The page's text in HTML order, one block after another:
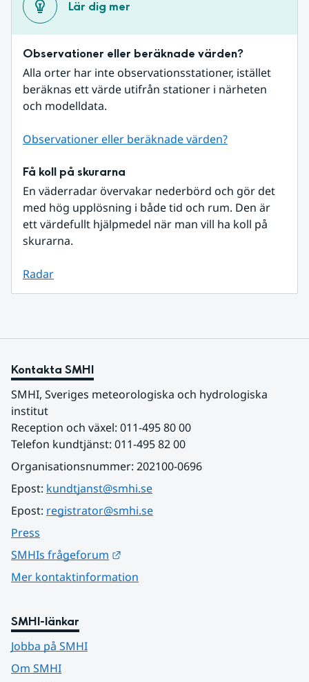
Lär dig mer
Observationer eller beräknade värden?
Alla orter har inte observationsstationer, istället
beräknas ett värde utifrån stationer i närheten
och modelldata.
Observationer eller beräknade värden?
Få koll på skurarna
En väderradar övervakar nederbörd och gör det
med hög upplösning i både tid och rum. Den är
ett värdefullt hjälpmedel när man vill ha koll på
skurarna.
Radar
Kontakta SMHI
SMHI, Sveriges meteorologiska och hydrologiska
institut
Reception och växel: 011-495 80 00
Telefon kundtjänst: 011-495 82 00
Organisationsnummer: 202100-0696
Epost: kundtjanst@smhi.se
Epost: registrator@smhi.se
Press
SMHIs frågeforum
Mer kontaktinformation
SMHI-länkar
Jobba på SMHI
Om SMHI